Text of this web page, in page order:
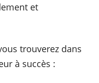
et
trouverez dans
à succès :